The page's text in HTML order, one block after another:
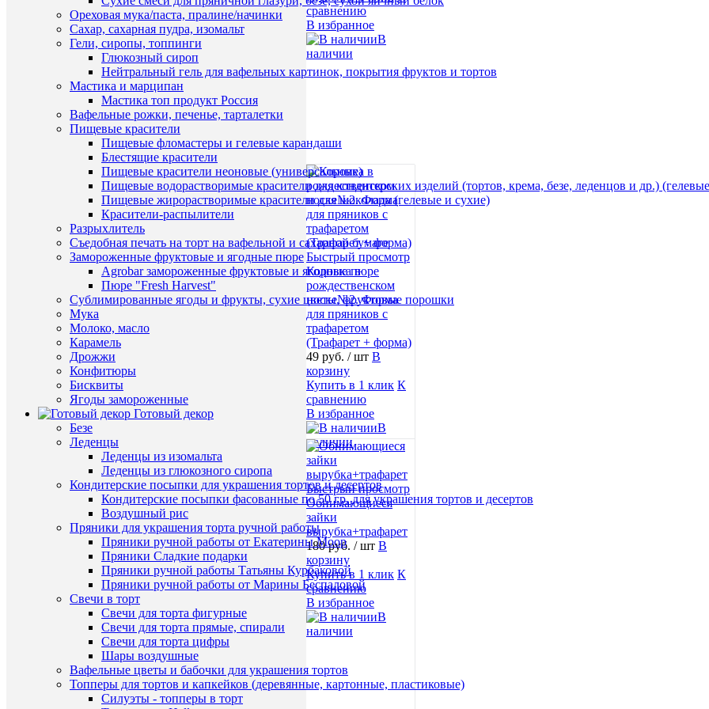
Ореховая мука/паста, пралине/начинки
Сахар, сахарная пудра, изомальт
Гели, сиропы, топпинги
Глюкозный сироп
Нейтральный гель для вафельных картинок, покрытия фруктов и тортов
Мастика и марципан
Мастика топ продукт Россия
Вафельные рожки, печенье, тарталетки
Пищевые красители
Пищевые фломастеры и гелевые карандаши
Блестящие красители
Пищевые красители неоновые (универсальные)
Пищевые водорастворимые красители для кондитерских изделий (тортов, крема, безе, леденцов и др.)
Пищевые жирорастворимые красители для шоколада (гелевые и сухие)
Красители-распылители
Разрыхлитель
Съедобная печать на торт на вафельной и сахарной бумаге
Замороженные фруктовые и ягодные пюре
Agrobar замороженные фруктовые и ягодные пюре
Пюре "Fresh Harvest"
Сублимированные ягоды и фрукты, сухие цветы, фруктовые порошки
Мука
Молоко, масло
Карамель
Дрожжи
Конфитюры
Бисквиты
Ягоды замороженные
Готовый декор
Безе
Леденцы
Леденцы из изомальта
Леденцы из глюкозного сиропа
Кондитерские посыпки для украшения тортов и десертов
Кондитерские посыпки фасованные по 50 гр. для украшения тортов и десертов
Воздушный рис
Пряники для украшения торта ручной работы
Пряники ручной работы от Екатерины Моор
Пряники Сладкие подарки
Пряники ручной работы Татьяны Курбаковой
Пряники ручной работы от Марины Беспаловой
Свечи в торт
Свечи для торта фигурные
Свечи для торта прямые, спирали
Свечи для торта цифры
Шары воздушные
Вафельные цветы и бабочки для украшения тортов
Топперы для тортов и капкейков (деревянные, картонные, пластиковые)
Силуэты - топперы в торт
сравнению
В избранное
В
наличии
Быстрый просмотр
Коровка в
рождественском
носке№2. Форма
для пряников с
трафаретом
(Трафарет + форма)
49 руб. / шт В
корзину
Купить в 1 клик К
сравнению
В избранное
В
наличии
Быстрый просмотр
Обнимающиеся
зайки
вырубка+трафарет
180 руб. / шт В
корзину
Купить в 1 клик К
сравнению
В избранное
В
наличии